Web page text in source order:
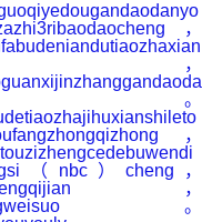
，
。
，
（nbc）cheng，
，
。